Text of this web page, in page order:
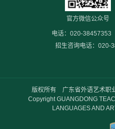
官方微信公众号
电话：020-
招生咨询电话：020-
版权所有 广东省外语艺术职
Copyright GUANGDONG
LANGUAGES AND